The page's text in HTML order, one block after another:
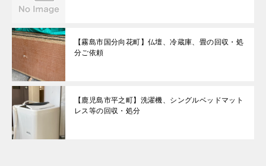
【霧島市国分向花町】仏壇、冷蔵庫、畳の回収・処
分ご依頼
【鹿児島市平之町】洗濯機、シングルベッドマット
レス等の回収・処分